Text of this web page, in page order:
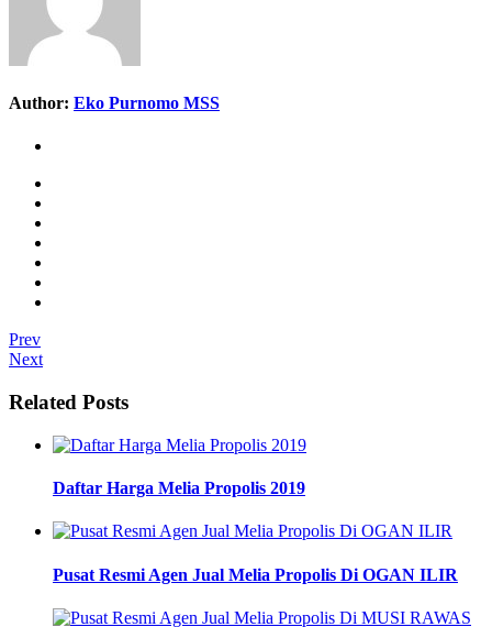
Author: Eko Purnomo MSS
Prev
Next
Related Posts
Daftar Harga Melia Propolis 2019
Pusat Resmi Agen Jual Melia Propolis Di OGAN ILIR